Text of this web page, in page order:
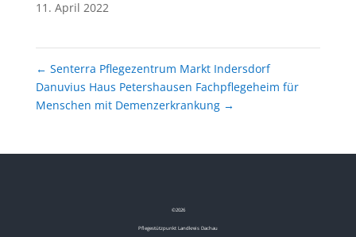
11. April 2022
← Senterra Pflegezentrum Markt Indersdorf
Danuvius Haus Petershausen Fachpflegeheim für
Menschen mit Demenzerkrankung →
©2026
Pflegestützpunkt Landkreis Dachau